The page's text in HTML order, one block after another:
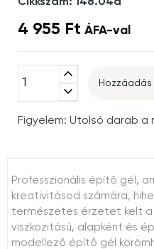
4 955 Ft ÁFA-val
expand_less
expand_more
Figyelem: Utolsó darab a
Professzionális építő gél,
kreativitásod számára,
természetes érzetet kelt a
viszkozitású, alapként és
modellező építő gél